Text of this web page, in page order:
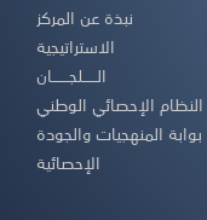
نبذة عن المركز
الاستراتيجية
الــــــلجـــــــان
النظام الإحصائي الوطني
بوابة المنهجيات والجودة
الإحصائية